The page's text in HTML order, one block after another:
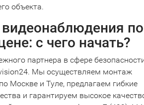
объекта.
по
с чего начать?
партнера в сфере
Мы осуществляем монтаж
Москве и Туле, предлагаем гибкие
и гарантируем высокое